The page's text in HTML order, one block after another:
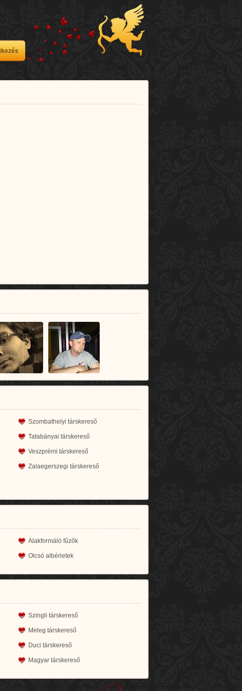
Szombathelyi társkereső
Tatabányai társkereső
Veszprémi társkereső
Zalaegerszegi társkereső
Alakformáló fűzők
Olcsó albérletek
Szingli társkereső
Meleg társkereső
Duci társkereső
Magyar társkereső